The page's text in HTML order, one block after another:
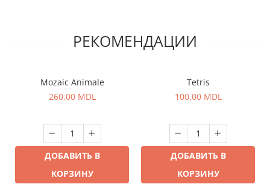
РЕКОМЕНДАЦИИ
Mozaic Animale
260,00 MDL
ДОБАВИТЬ В
КОРЗИНУ
Tetris
100,00 MDL
ДОБАВИТЬ В
КОРЗИНУ